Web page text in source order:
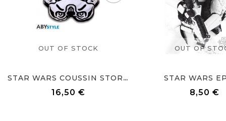
OUT OF STOCK
STAR WARS COUSSIN STORMTROOPER
16,50 €
OUT OF
STAR WARS
8,50 €